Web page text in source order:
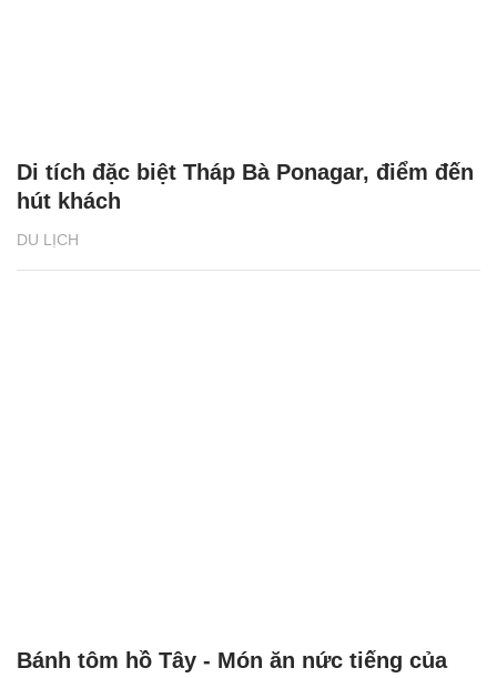
DU LỊCH
Di tích đặc biệt Tháp Bà Ponagar, điểm đến
hút khách
Bánh tôm hồ Tây - Món ăn nức tiếng của